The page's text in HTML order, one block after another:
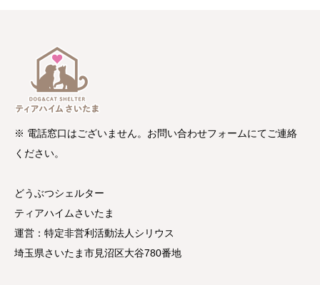
※ 電話窓口はございません。お問い合わせフォームにてご連絡
ください。
どうぶつシェルター
ティアハイムさいたま
運営：特定非営利活動法人シリウス
埼玉県さいたま市見沼区大谷780番地